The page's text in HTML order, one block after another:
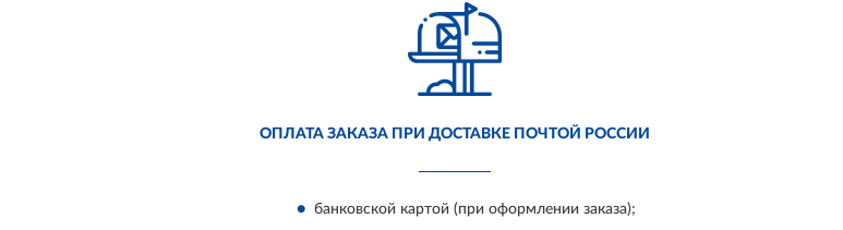
ОПЛАТА ЗАКАЗА ПРИ ДОСТАВКЕ ПОЧТОЙ РОССИИ
банковской картой (при оформлении заказа);